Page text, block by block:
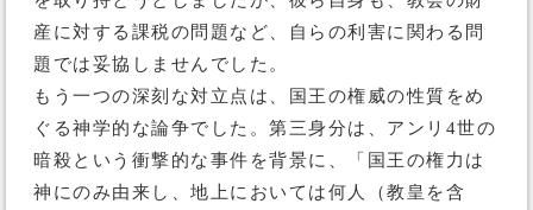
産に対する課税の問題など、自らの利害に関わる問
題では妥協しませんでした。
もう一つの深刻な対立点は、国王の権威の性質をめ
ぐる神学的な論争でした。第三身分は、アンリ4世の
暗殺という衝撃的な事件を背景に、「国王の権力は
神にのみ由来し、地上においては何人（教皇を含